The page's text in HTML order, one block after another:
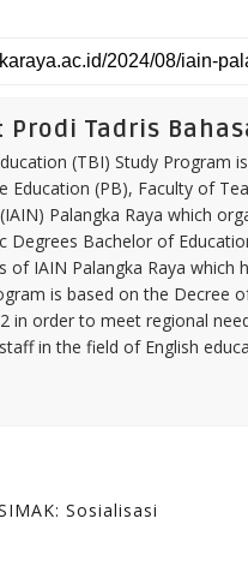
Prodi Tadris
(TBI) Study
Education (PB), Faculty of
Palangka Raya which
Degrees Bachelor of
of IAIN Palangka Raya which
is based on the Decree
in order to meet regional
in the field of English
Sosialisasi